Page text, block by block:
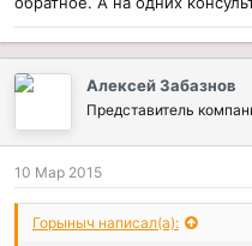
Алексей Забазнов
Представитель
10 Мар 2015
Горыныч написал(а):